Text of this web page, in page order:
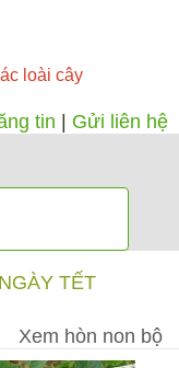
loài cây
tin Gửi liên hệ
TẾT
Xem hòn non bộ